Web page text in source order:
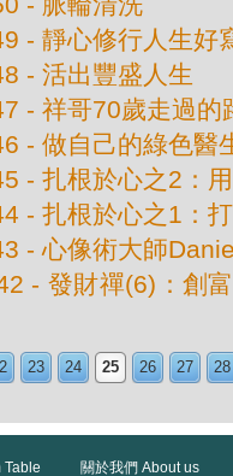
- 靜心修行人生好
- 活出豐盛人生
- 祥哥70歲走過的
- 做自己的綠色醫
- 扎根於心之2：
- 扎根於心之1：
- 心像術大師
- 發財禪(6)：創
23 24 25 26 27 28
Table 關於我們 About us